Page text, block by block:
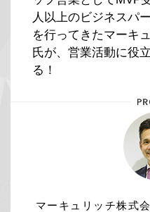
人以上のビジネスパ
を行ってきたマーキ
氏が、営業活動に役
る！
マーキュリッチ株